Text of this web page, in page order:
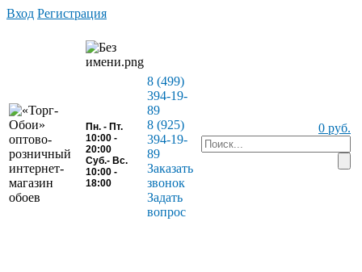
Вход Регистрация
Пн. - Пт.
10:00 -
20:00
Суб.- Вс.
10:00 -
18:00
8 (499)
394-19-
89
8 (925)
394-19-
89
Заказать
звонок
Задать
вопрос
0 руб.